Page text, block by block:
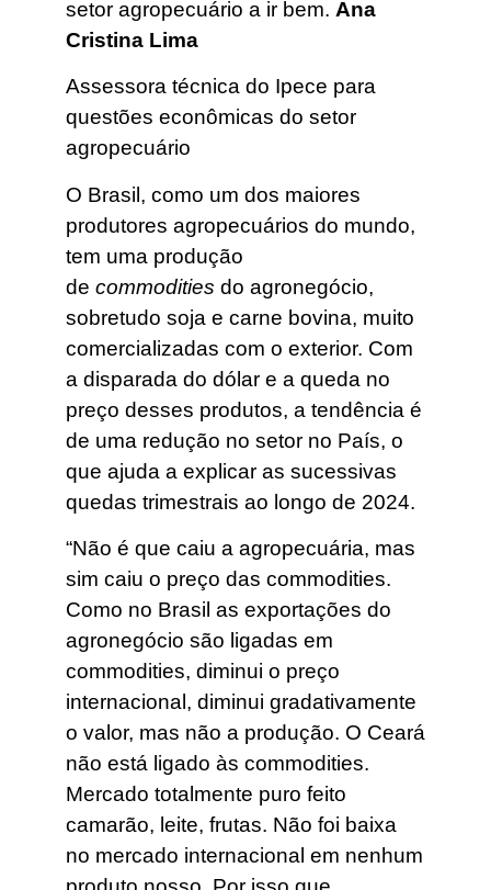
setor agropecuário a ir bem. Ana
Cristina Lima
Assessora técnica do Ipece para
questões econômicas do setor
agropecuário
O Brasil, como um dos maiores
produtores agropecuários do mundo,
tem uma produção
de commodities do agronegócio,
sobretudo soja e carne bovina, muito
comercializadas com o exterior. Com
a disparada do dólar e a queda no
preço desses produtos, a tendência é
de uma redução no setor no País, o
que ajuda a explicar as sucessivas
quedas trimestrais ao longo de 2024.
“Não é que caiu a agropecuária, mas
sim caiu o preço das commodities.
Como no Brasil as exportações do
agronegócio são ligadas em
commodities, diminui o preço
internacional, diminui gradativamente
o valor, mas não a produção. O Ceará
não está ligado às commodities.
Mercado totalmente puro feito
camarão, leite, frutas. Não foi baixa
no mercado internacional em nenhum